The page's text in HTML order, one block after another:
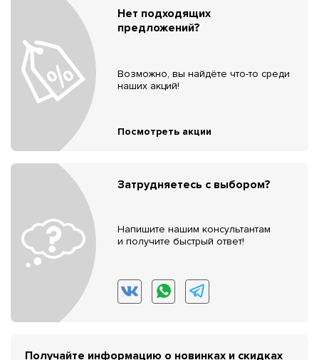
Нет подходящих
предложений?
Возможно, вы найдёте что-то среди
наших акций!
Посмотреть акции
Затрудняетесь с выбором?
Напишите нашим консультантам
и получите быстрый ответ!
Получайте информацию о новинках и скидках